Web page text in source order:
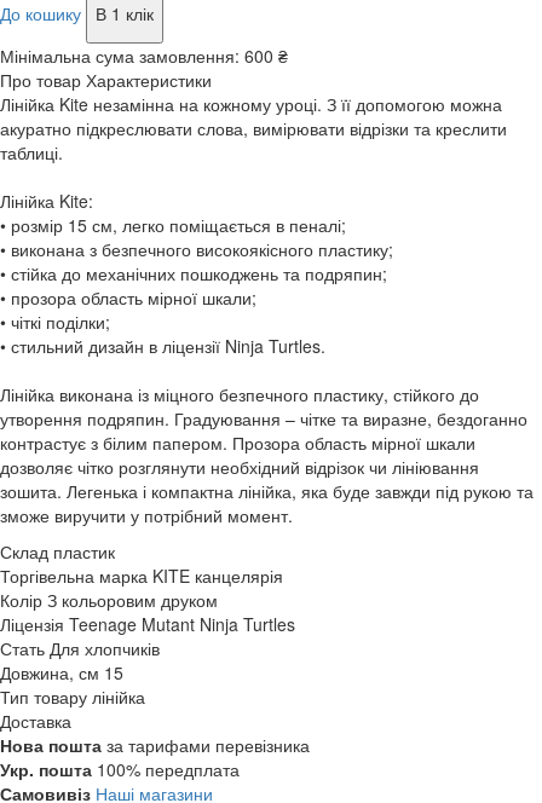
До кошику
В 1 клік
Мінімальна сума замовлення: 600 ₴
Про товар Характеристики
Лінійка Kite незамінна на кожному уроці. З її допомогою можна
акуратно підкреслювати слова, вимірювати відрізки та креслити
таблиці.
Лінійка Kite:
• розмір 15 см, легко поміщається в пеналі;
• виконана з безпечного високоякісного пластику;
• стійка до механічних пошкоджень та подряпин;
• прозора область мірної шкали;
• чіткі поділки;
• стильний дизайн в ліцензії Ninja Turtles.
Лінійка виконана із міцного безпечного пластику, стійкого до
утворення подряпин. Градуювання – чітке та виразне, бездоганно
контрастує з білим папером. Прозора область мірної шкали
дозволяє чітко розглянути необхідний відрізок чи лініювання
зошита. Легенька і компактна лінійка, яка буде завжди під рукою та
зможе виручити у потрібний момент.
Склад пластик
Торгівельна марка KITE канцелярія
Колір З кольоровим друком
Ліцензія Teenage Mutant Ninja Turtles
Стать Для хлопчиків
Довжина, см 15
Тип товару лінійка
Доставка
Нова пошта за тарифами перевізника
Укр. пошта 100% передплата
Самовивіз Наші магазини